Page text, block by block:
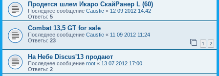
Продется шлем Икаро СкайРанер L (60)
Последнее сообщение Caustic « 12 09 2012 14:42
Ответы: 5
Combat 13,5 GT for sale
Последнее сообщение Caustic « 11 09 2012 11:24
Ответы: 23 1 2
На Небе Discus'13 продают
Последнее сообщение root « 13 07 2012 17:00
Ответы: 2